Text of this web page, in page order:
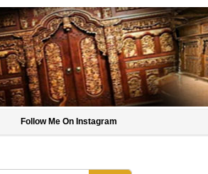
Follow Me On Instagram